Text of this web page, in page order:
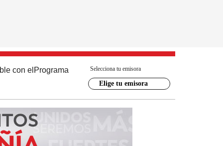
con el Programa Selecciona tu emisora
Elige tu emisora